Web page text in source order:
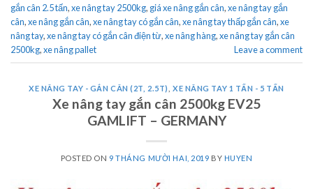
gắn cân 2.5 tấn,xe nâng tay 2500kg, giá xe nâng gắn cân,xe nâng tay gắn
cân,xe nâng gắn cân,xe nâng tay có gắn cân,xe nâng tay thấp gắn cân,xe
nâng tay,xe nâng tay có gắn cân điện từ,xe nâng hàng,xe nâng tay gắn cân
2500kg,xe nâng pallet Leave a comment
XE NÂNG TAY - GẮN CÂN (2T, 2.5T) ,XE NÂNG TAY 1 TẤN - 5 TẤN
Xe nâng tay gắn cân 2500kg EV25
GAMLIFT – GERMANY
POSTED ON 9 THÁNG MƯỜI HAI, 2019 BY HUYEN